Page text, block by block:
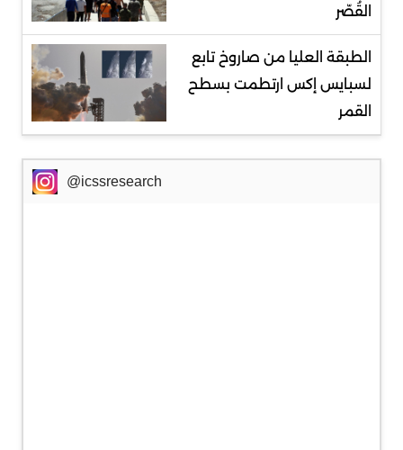
القُصّر
الطبقة العليا من صاروخ تابع
لسبايس إكس ارتطمت بسطح
القمر
@icssresearch